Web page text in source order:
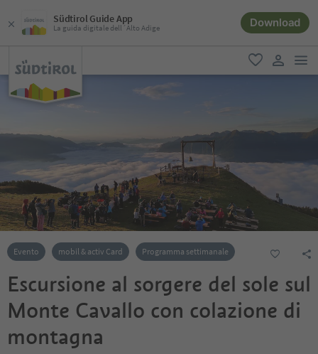
Südtirol Guide App
La guida digitale dell´Alto Adige Download
favoriti
user link
Evento mobil & activ Card Programma settimanale
Escursione al sorgere del sole sul
Monte Cavallo con colazione di
montagna